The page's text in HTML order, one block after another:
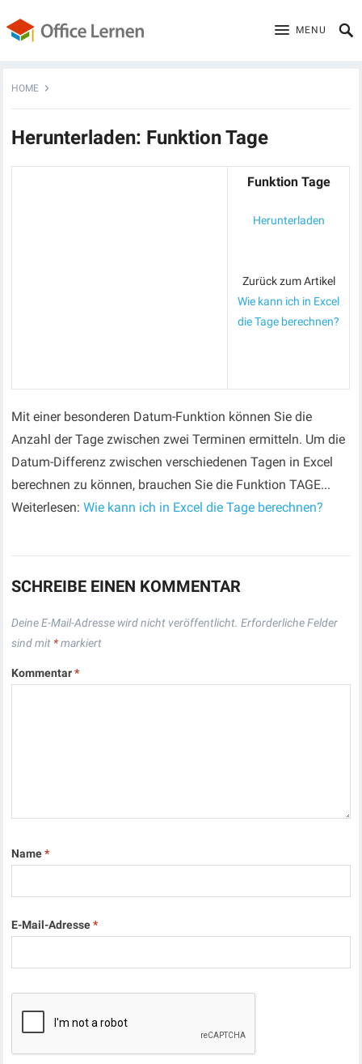
MENU
HOME
Herunterladen: Funktion Tage
Funktion Tage
Herunterladen
Zurück zum Artikel
Wie kann ich in Excel
die Tage berechnen?
Mit einer besonderen Datum-Funktion können Sie die
Anzahl der Tage zwischen zwei Terminen ermitteln. Um die
Datum-Differenz zwischen verschiedenen Tagen in Excel
berechnen zu können, brauchen Sie die Funktion TAGE...
Weiterlesen:Wie kann ich in Excel die Tage berechnen?
SCHREIBE EINEN KOMMENTAR
Deine E-Mail-Adresse wird nicht veröffentlicht. Erforderliche Felder
sind mit *markiert
Kommentar*
Name*
E-Mail-Adresse*